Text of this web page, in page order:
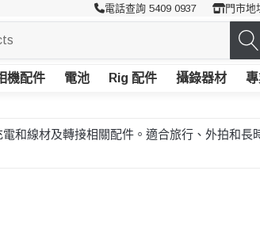
電話查詢 5409 0937 門市地
機配件 電池 Rig 配件 攝錄器材
和線材及轉接相關配件。適合旅行、外拍和